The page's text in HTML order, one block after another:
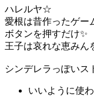
ハレルヤ☆
愛根は昔作ったゲー
ボタンを押すだけ✨
王子は哀れな恵みん
シンデレラっぽいス
いいように使